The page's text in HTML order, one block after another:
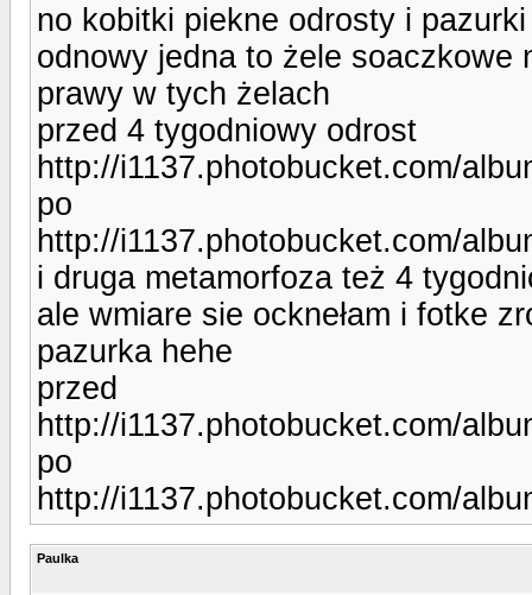
no kobitki piekne odrosty i
odnowy jedna to żele soaczkowe
prawy w tych żelach
przed 4 tygodniowy odrost
http://i1137.photobucket.com/
po
http://i1137.photobucket.com/
i druga metamorfoza też 4
ale wmiare sie ocknełam i fotke
pazurka hehe
przed
http://i1137.photobucket.com/
po
http://i1137.photobucket.com/
Paulka